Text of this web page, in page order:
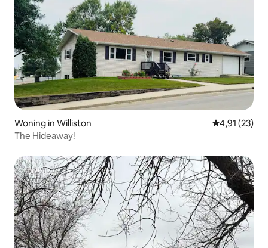
Woning in Williston Gemiddelde
4,91 (23)
The Hideaway!